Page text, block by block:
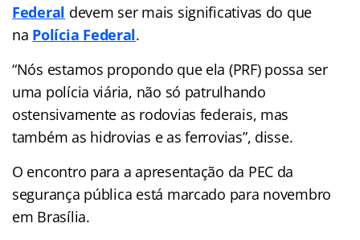
Federal devem ser mais significativas do que
na Polícia Federal.
“Nós estamos propondo que ela (PRF) possa ser
uma polícia viária, não só patrulhando
ostensivamente as rodovias federais, mas
também as hidrovias e as ferrovias”, disse.
O encontro para a apresentação da PEC da
segurança pública está marcado para novembro
em Brasília.